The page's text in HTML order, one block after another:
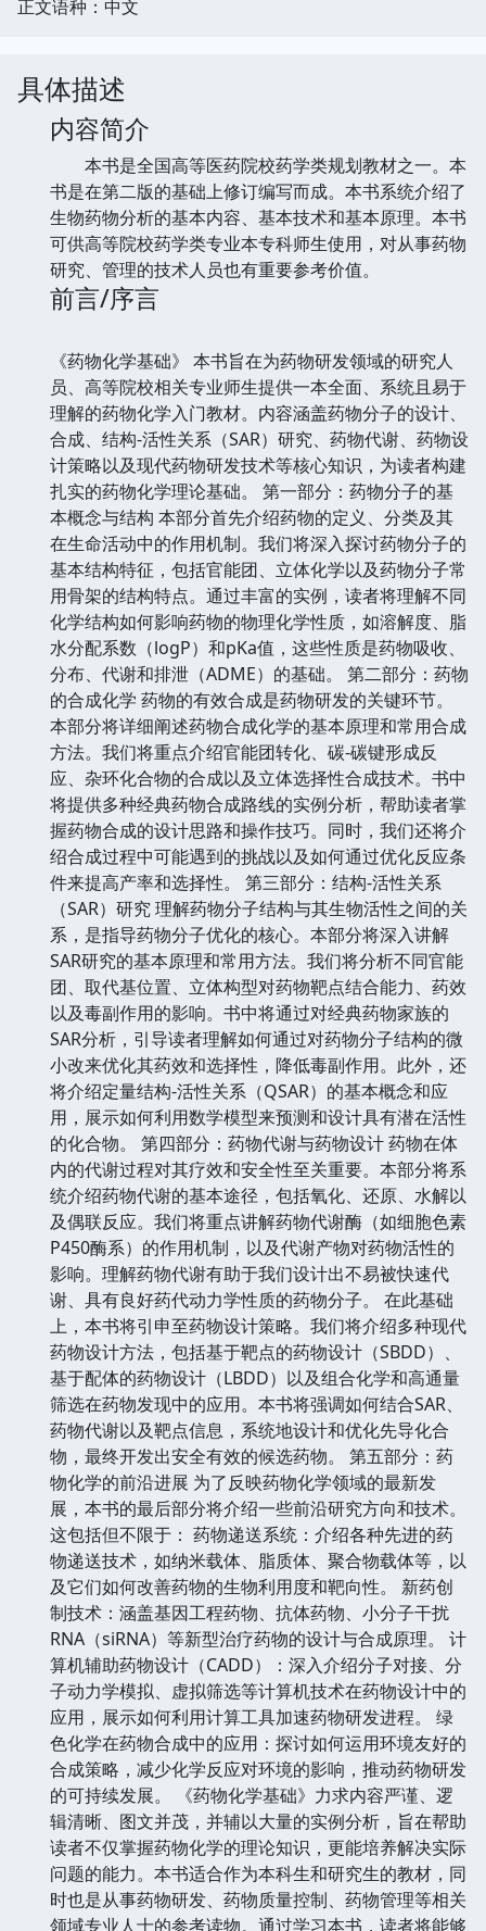
正文语种：中文
具体描述
内容简介
本书是全国高等医药院校药学类规划教材之一。本
书是在第二版的基础上修订编写而成。本书系统介绍了
生物药物分析的基本内容、基本技术和基本原理。本书
可供高等院校药学类专业本专科师生使用，对从事药物
研究、管理的技术人员也有重要参考价值。
前言/序言
《药物化学基础》 本书旨在为药物研发领域的研究人
员、高等院校相关专业师生提供一本全面、系统且易于
理解的药物化学入门教材。内容涵盖药物分子的设计、
合成、结构-活性关系（SAR）研究、药物代谢、药物设
计策略以及现代药物研发技术等核心知识，为读者构建
扎实的药物化学理论基础。 第一部分：药物分子的基
本概念与结构 本部分首先介绍药物的定义、分类及其
在生命活动中的作用机制。我们将深入探讨药物分子的
基本结构特征，包括官能团、立体化学以及药物分子常
用骨架的结构特点。通过丰富的实例，读者将理解不同
化学结构如何影响药物的物理化学性质，如溶解度、脂
水分配系数（logP）和pKa值，这些性质是药物吸收、
分布、代谢和排泄（ADME）的基础。 第二部分：药物
的合成化学 药物的有效合成是药物研发的关键环节。
本部分将详细阐述药物合成化学的基本原理和常用合成
方法。我们将重点介绍官能团转化、碳-碳键形成反
应、杂环化合物的合成以及立体选择性合成技术。书中
将提供多种经典药物合成路线的实例分析，帮助读者掌
握药物合成的设计思路和操作技巧。同时，我们还将介
绍合成过程中可能遇到的挑战以及如何通过优化反应条
件来提高产率和选择性。 第三部分：结构-活性关系
（SAR）研究 理解药物分子结构与其生物活性之间的关
系，是指导药物分子优化的核心。本部分将深入讲解
SAR研究的基本原理和常用方法。我们将分析不同官能
团、取代基位置、立体构型对药物靶点结合能力、药效
以及毒副作用的影响。书中将通过对经典药物家族的
SAR分析，引导读者理解如何通过对药物分子结构的微
小改来优化其药效和选择性，降低毒副作用。此外，还
将介绍定量结构-活性关系（QSAR）的基本概念和应
用，展示如何利用数学模型来预测和设计具有潜在活性
的化合物。 第四部分：药物代谢与药物设计 药物在体
内的代谢过程对其疗效和安全性至关重要。本部分将系
统介绍药物代谢的基本途径，包括氧化、还原、水解以
及偶联反应。我们将重点讲解药物代谢酶（如细胞色素
P450酶系）的作用机制，以及代谢产物对药物活性的
影响。理解药物代谢有助于我们设计出不易被快速代
谢、具有良好药代动力学性质的药物分子。 在此基础
上，本书将引申至药物设计策略。我们将介绍多种现代
药物设计方法，包括基于靶点的药物设计（SBDD）、
基于配体的药物设计（LBDD）以及组合化学和高通量
筛选在药物发现中的应用。本书将强调如何结合SAR、
药物代谢以及靶点信息，系统地设计和优化先导化合
物，最终开发出安全有效的候选药物。 第五部分：药
物化学的前沿进展 为了反映药物化学领域的最新发
展，本书的最后部分将介绍一些前沿研究方向和技术。
这包括但不限于： 药物递送系统：介绍各种先进的药
物递送技术，如纳米载体、脂质体、聚合物载体等，以
及它们如何改善药物的生物利用度和靶向性。 新药创
制技术：涵盖基因工程药物、抗体药物、小分子干扰
RNA（siRNA）等新型治疗药物的设计与合成原理。 计
算机辅助药物设计（CADD）：深入介绍分子对接、分
子动力学模拟、虚拟筛选等计算机技术在药物设计中的
应用，展示如何利用计算工具加速药物研发进程。 绿
色化学在药物合成中的应用：探讨如何运用环境友好的
合成策略，减少化学反应对环境的影响，推动药物研发
的可持续发展。 《药物化学基础》力求内容严谨、逻
辑清晰、图文并茂，并辅以大量的实例分析，旨在帮助
读者不仅掌握药物化学的理论知识，更能培养解决实际
问题的能力。本书适合作为本科生和研究生的教材，同
时也是从事药物研发、药物质量控制、药物管理等相关
领域专业人士的参考读物。通过学习本书，读者将能够